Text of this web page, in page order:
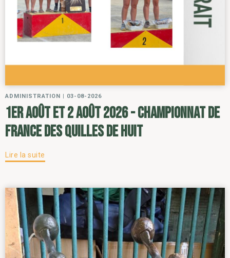
ADMINISTRATION | 03-08-2026
1er août et 2 août 2026 - Championnat de
France des Quilles de Huit
Lire la suite